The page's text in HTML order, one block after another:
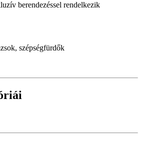
berendezéssel rendelkezik
szépségfürdők